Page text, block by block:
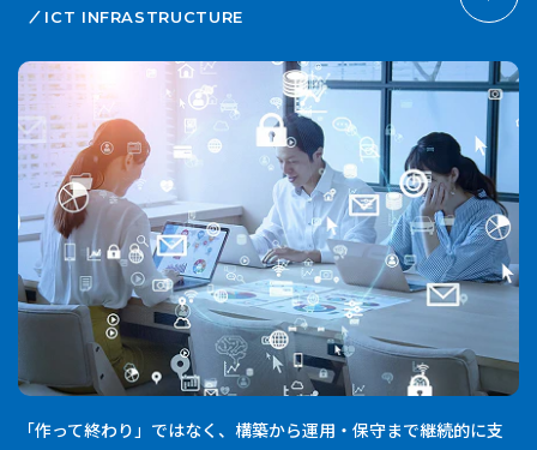
ICT INFRASTRUCTURE
「作って終わり」ではなく、構築から運用・保守まで継続的に支